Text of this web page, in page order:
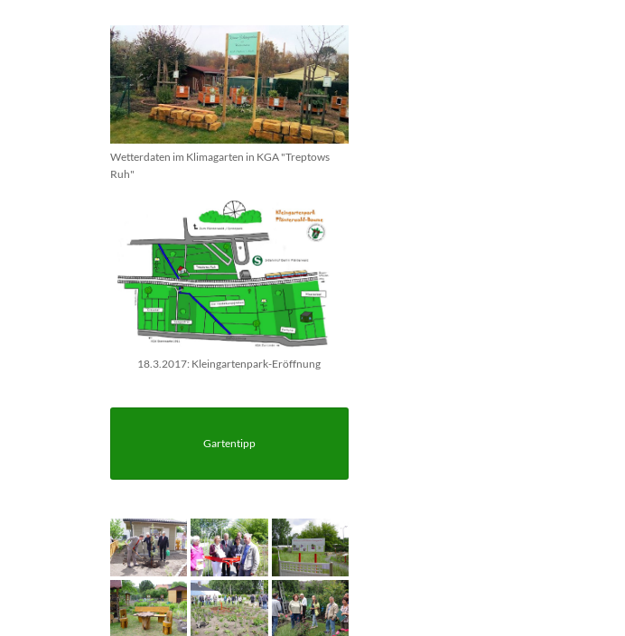
Wetterdaten im Klimagarten in KGA "Treptows
Ruh"
18.3.2017: Kleingartenpark-Eröffnung
Gartentipp